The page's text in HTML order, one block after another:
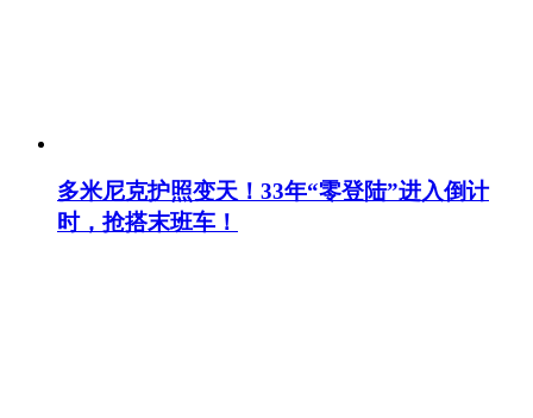
多米尼克护照变天！33年“零登陆”进入倒计
时，抢搭末班车！